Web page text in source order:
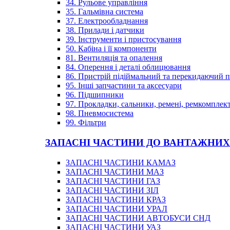
34. Рульове управління
35. Гальмівна система
37. Електрообладнання
38. Прилади і датчики
39. Інструменти і пристосування
50. Кабіна і її компоненти
81. Вентиляція та опалення
84. Оперення і деталі облицювання
86. Пристрій підіймальний та перекидаючий
95. Інші запчастини та аксесуари
96. Підшипники
97. Прокладки, сальники, ремені,
98. Пневмосистема
99. Фільтри
ЗАПАСНІ ЧАСТИНИ ДО
ЗАПАСНІ ЧАСТИНИ КАМАЗ
ЗАПАСНІ ЧАСТИНИ МАЗ
ЗАПАСНІ ЧАСТИНИ ГАЗ
ЗАПАСНІ ЧАСТИНИ ЗІЛ
ЗАПАСНІ ЧАСТИНИ КРАЗ
ЗАПАСНІ ЧАСТИНИ УРАЛ
ЗАПАСНІ ЧАСТИНИ АВТОБУСИ СНД
ЗАПАСНІ ЧАСТИНИ УАЗ